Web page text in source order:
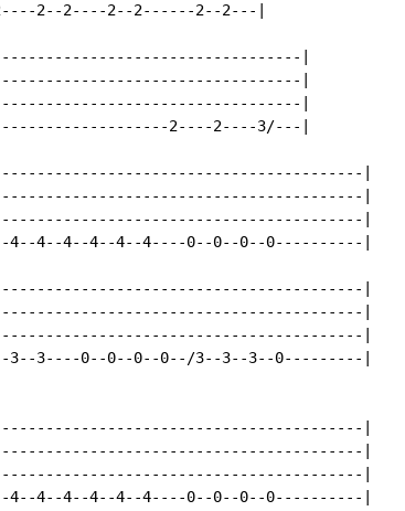
2--2----2--2------2--2---|
|
|
|
2----2----3/---|
|
|
|
4--4--4--4--4--4----0--0--0--0----------|
|
|
|
3--3----0--0--0--0--/3--3--3--0---------|
|
|
|
4--4--4--4--4--4----0--0--0--0----------|